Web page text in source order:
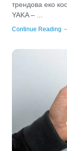
трендова еко
YAKA – ...
Continue Reading